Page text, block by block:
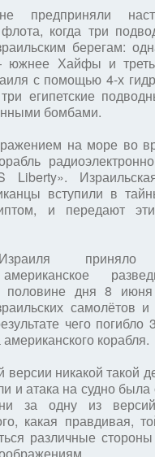
предприняли
когда три
берегам:
южнее Хайфы и
с помощью 4-х
египетские
бомбами.
на море во
вступили в
и передают
приняло
половине дня 8
самолётов
чего погибло
корабля.
никакой такой
и атака на судно
за одну из
какая правдивая,
различные